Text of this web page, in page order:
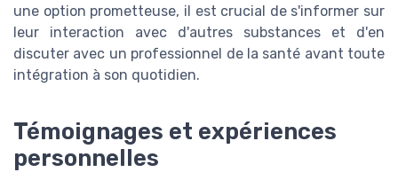
une option prometteuse, il est crucial de s'informer sur
leur interaction avec d'autres substances et d'en
discuter avec un professionnel de la santé avant toute
intégration à son quotidien.
Témoignages et expériences
personnelles